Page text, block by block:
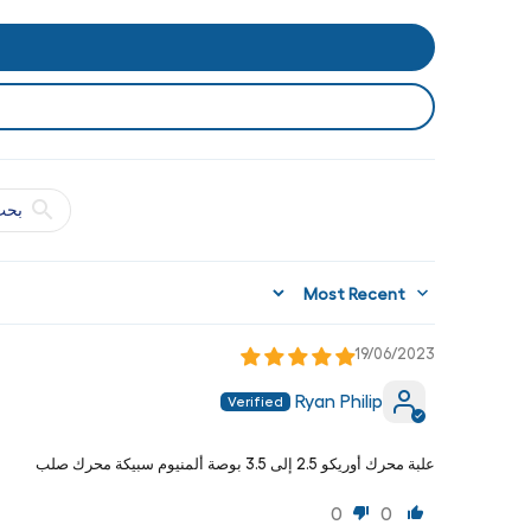
Sort by
19/06/2023
Ryan Philip
علبة محرك أوريكو 2.5 إلى 3.5 بوصة ألمنيوم سبيكة محرك صلب
0
0